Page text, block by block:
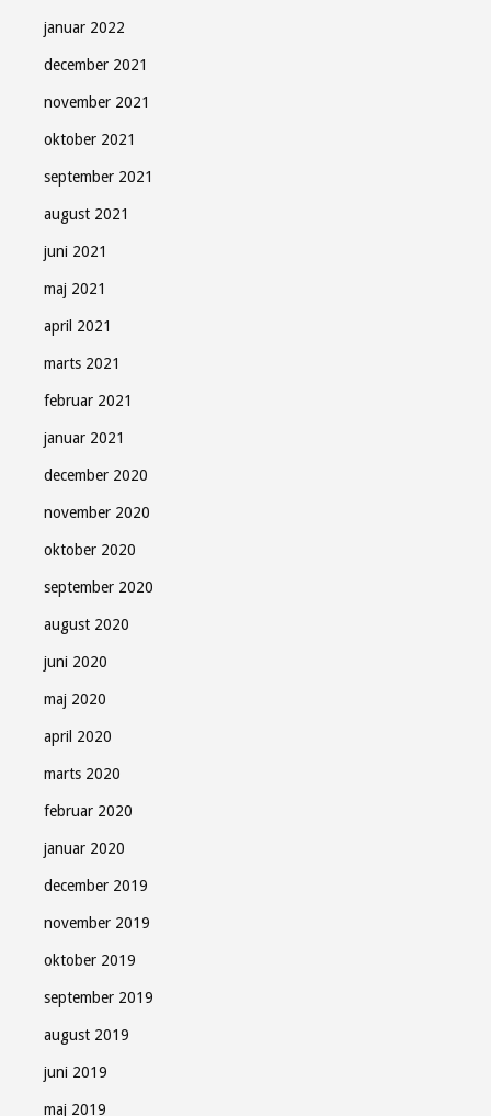
januar 2022
december 2021
november 2021
oktober 2021
september 2021
august 2021
juni 2021
maj 2021
april 2021
marts 2021
februar 2021
januar 2021
december 2020
november 2020
oktober 2020
september 2020
august 2020
juni 2020
maj 2020
april 2020
marts 2020
februar 2020
januar 2020
december 2019
november 2019
oktober 2019
september 2019
august 2019
juni 2019
maj 2019